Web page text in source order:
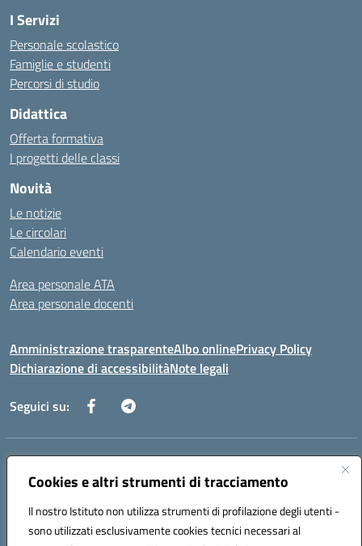
Cookies e altri strumenti di tracciamento
Il nostro Istituto non utilizza strumenti di profilazione degli utenti -
sono utilizzati esclusivamente cookies tecnici necessari al
I Servizi
Personale scolastico
Famiglie e studenti
Percorsi di studio
Didattica
Offerta formativa
I progetti delle classi
Novità
Le notizie
Le circolari
Calendario eventi
Area personale ATA
Area personale docenti
Amministrazione trasparenteAlbo onlinePrivacy Policy
Dichiarazione di accessibilitàNote legali
Seguici su:
Indirizzo:
Centralino:0823904424 Email:ceic8ax00c@istruzione.it
Codice fiscale: 95005860614